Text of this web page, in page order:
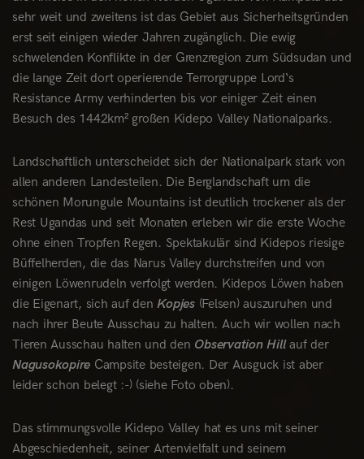
sehr weit und zweitens ist das Gebiet aus Sicherheitsgründen
erst seit einigen wieder Jahren zugänglich. Die ewig
schwelenden Konflikte in der Grenzregion zum Südsudan und
die lange Zeit dort operierende Terrorgruppe Lord‘s
Resistance Army verhinderten bis vor einiger Zeit einen
Besuch des 1442km² großen Kidepo Valley Nationalparks.
Landschaftlich unterscheidet sich der Nationalpark stark von
allen anderen Landesteilen. Die Berglandschaft um die
schönen Morungule Mountains ist deutlich trockener als der
Rest Ugandas und seit Monaten erleben wir die erste Woche
ohne einen Tropfen Regen. Spektakulär sind Kidepos riesige
Büffelherden, die das Narus Valley durchstreifen und von
einigen Löwenrudeln verfolgt werden. Kidepos Löwen haben
die Eigenart, sich auf denKopjes(Felsen) auszuruhen und
nach ihrer Beute Ausschau zu halten. Auch wir wollen nach
Tieren Ausschau halten und den Observation Hillauf der
Nagusokopire Campsite besteigen. Der Ausguck ist aber
leider schon belegt :-) (siehe Foto oben).
Das stimmungsvolle Kidepo Valley hat es uns mit seiner
Abgeschiedenheit, seiner Artenvielfalt und seinem